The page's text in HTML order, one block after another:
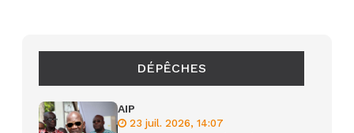
DÉPÊCHES
AIP
23 juil. 2026, 14:07